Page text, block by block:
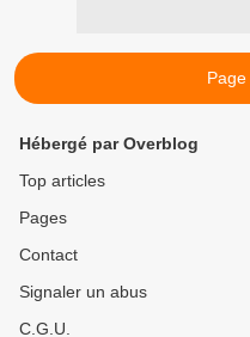
Hébergé par Overblog
Top articles
Pages
Contact
Signaler un abus
C.G.U.